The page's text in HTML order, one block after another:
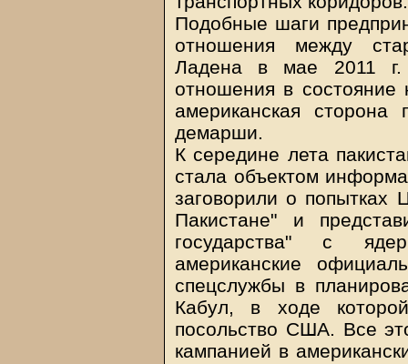
Подобные шаги
отношения между
Ладена в мае 2011 г.
отношения в состояние
американская сторона
демарши.
К середине лета
стала объектом
заговорили о попытках
Пакистане" и
государства" с
американские
спецслужбы в
Кабул, в ходе
посольство США. Все
кампанией в